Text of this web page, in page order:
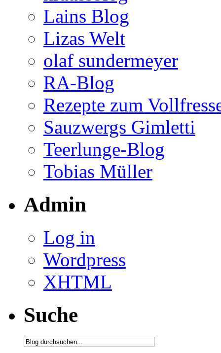
Lains Blog
Lizas Welt
olaf sundermeyer
RA-Blog
Rezepte zum
Sauzwergs Gimletti
Teerlunge-Blog
Tobias Müller
Admin
Log in
Wordpress
XHTML
Suche